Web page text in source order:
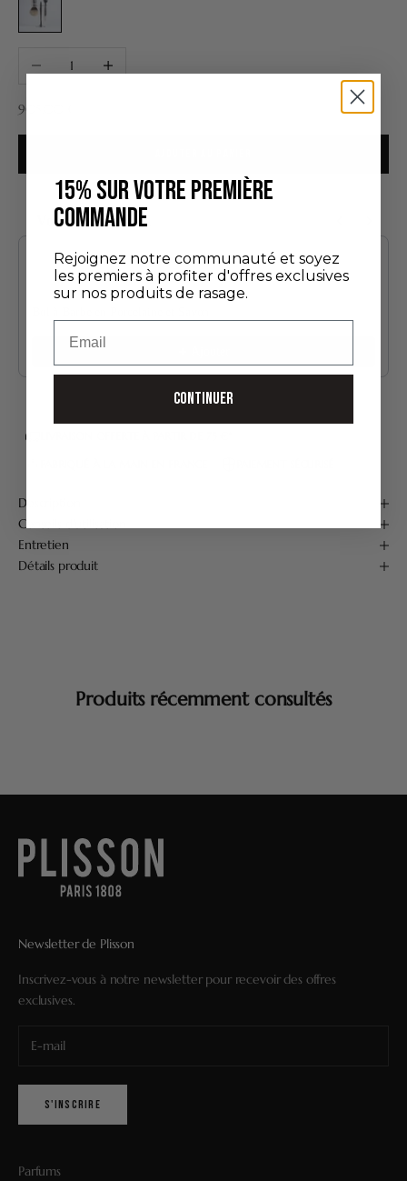
Diminuer la quantitéAugmenter la quantité
Prix de vente
905,00 €
Vous aimerez aussi
Description
Conseils d'utilisation
Entretien
Détails produit
Produits récemment consultés
Newsletter de Plisson
Inscrivez-vous à notre newsletter pour recevoir des offres
exclusives.
S'INSCRIRE
Parfums
15% SUR VOTRE PREMIÈRE
COMMANDE
Rejoignez notre communauté et soyez
les premiers à profiter d'offres exclusives
sur nos produits de rasage.
CONTINUER